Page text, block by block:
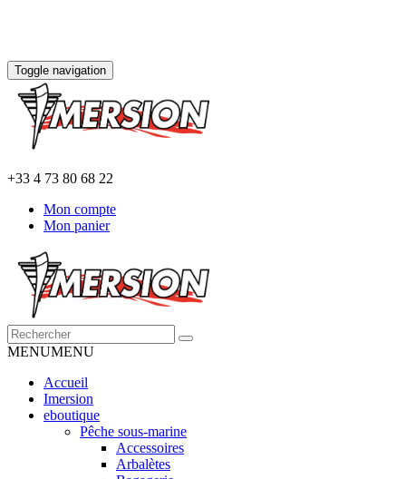
Toggle navigation
+33 4 73 80 68 22
Mon compte
Mon panier
MENUMENU
Accueil
Imersion
eboutique
Pêche sous-marine
Accessoires
Arbalètes